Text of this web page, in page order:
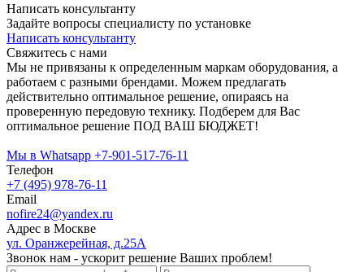
Написать консультанту
Задайте вопросы специалисту по установке
Написать консультанту
Свяжитесь с нами
Мы не привязаны к определенным маркам оборудования, а
работаем с разными брендами. Можем предлагать
действительно оптимальное решение, опираясь на
проверенную передовую технику. Подберем для Вас
оптимальное решение ПОД ВАШ БЮДЖЕТ!
Мы в Whatsapp +7-901-517-76-11
Телефон
+7 (495) 978-76-11
Email
nofire24@yandex.ru
Адрес в Москве
ул. Оранжерейная, д.25А
Звонок нам - ускорит решение Ваших проблем!